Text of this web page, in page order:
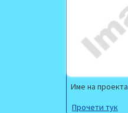
Име на проекта
Прочети тук